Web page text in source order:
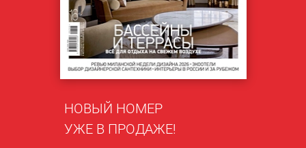
НОВЫЙ НОМЕР
УЖЕ В ПРОДАЖЕ!